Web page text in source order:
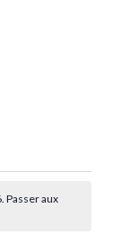
Passer aux